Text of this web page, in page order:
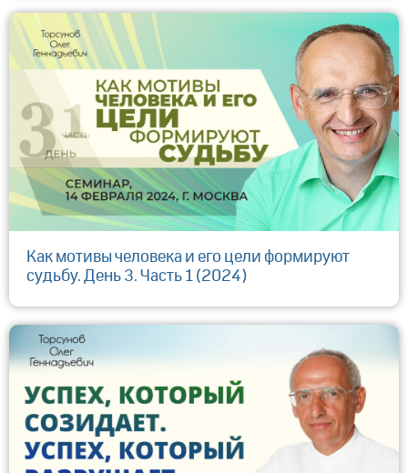
Как мотивы человека и его цели формируют
судьбу. День 3. Часть 1 (2024)